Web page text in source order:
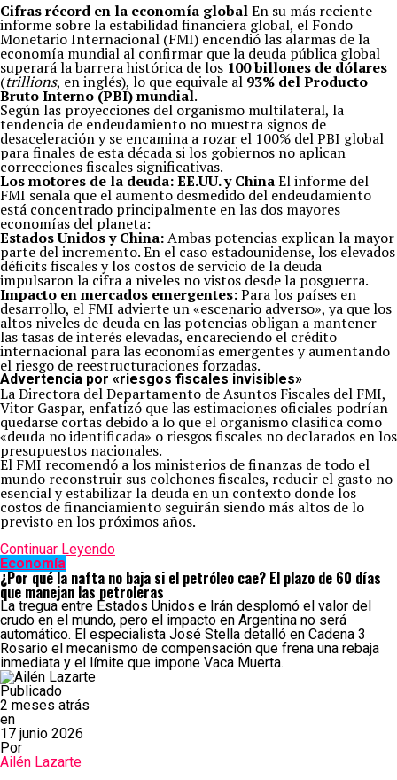
Cifras récord en la economía globalEn su más reciente
informe sobre la estabilidad financiera global, el Fondo
Monetario Internacional (FMI) encendió las alarmas de la
economía mundial al confirmar que la deuda pública global
superará la barrera histórica de los 100 billones de dólares
(trillions, en inglés), lo que equivale al 93% del Producto
Bruto Interno (PBI) mundial.
Según las proyecciones del organismo multilateral, la
tendencia de endeudamiento no muestra signos de
desaceleración y se encamina a rozar el 100% del PBI global
para finales de esta década si los gobiernos no aplican
correcciones fiscales significativas.
Los motores de la deuda: EE.UU. y ChinaEl informe del
FMI señala que el aumento desmedido del endeudamiento
está concentrado principalmente en las dos mayores
economías del planeta:
Estados Unidos y China:Ambas potencias explican la mayor
parte del incremento. En el caso estadounidense, los elevados
déficits fiscales y los costos de servicio de la deuda
impulsaron la cifra a niveles no vistos desde la posguerra.
Impacto en mercados emergentes:Para los países en
desarrollo, el FMI advierte un «escenario adverso», ya que los
altos niveles de deuda en las potencias obligan a mantener
las tasas de interés elevadas, encareciendo el crédito
internacional para las economías emergentes y aumentando
el riesgo de reestructuraciones forzadas.
Advertencia por «riesgos fiscales invisibles»
La Directora del Departamento de Asuntos Fiscales del FMI,
Vitor Gaspar, enfatizó que las estimaciones oficiales podrían
quedarse cortas debido a lo que el organismo clasifica como
«deuda no identificada» o riesgos fiscales no declarados en los
presupuestos nacionales.
El FMI recomendó a los ministerios de finanzas de todo el
mundo reconstruir sus colchones fiscales, reducir el gasto no
esencial y estabilizar la deuda en un contexto donde los
costos de financiamiento seguirán siendo más altos de lo
previsto en los próximos años.
Continuar Leyendo
Economía
¿Por qué la nafta no baja si el petróleo cae? El plazo de 60 días
que manejan las petroleras
La tregua entre Estados Unidos e Irán desplomó el valor del
crudo en el mundo, pero el impacto en Argentina no será
automático. El especialista José Stella detalló en Cadena 3
Rosario el mecanismo de compensación que frena una rebaja
inmediata y el límite que impone Vaca Muerta.
Publicado
2 meses atrás
en
17 junio 2026
Por
Ailén Lazarte